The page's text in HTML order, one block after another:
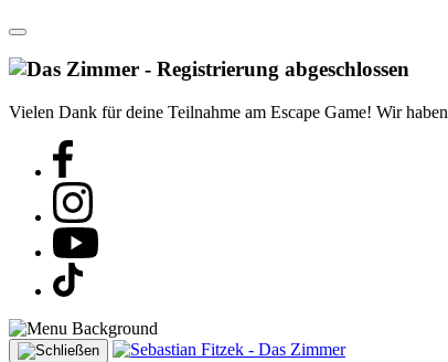
Vielen Dank für deine Teilnahme am Escape Game! Wir